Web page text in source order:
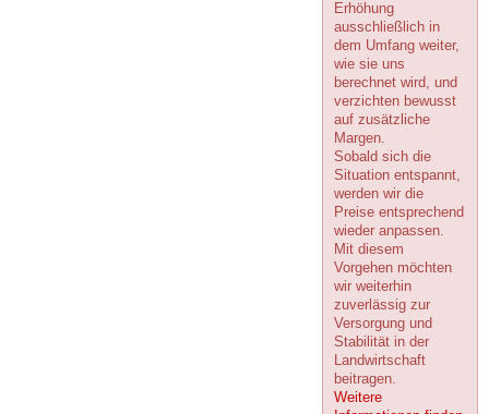
Erhöhung
ausschließlich in
dem Umfang weiter,
wie sie uns
berechnet wird, und
verzichten bewusst
auf zusätzliche
Margen.
Sobald sich die
Situation entspannt,
werden wir die
Preise entsprechend
wieder anpassen.
Mit diesem
Vorgehen möchten
wir weiterhin
zuverlässig zur
Versorgung und
Stabilität in der
Landwirtschaft
beitragen.
Weitere